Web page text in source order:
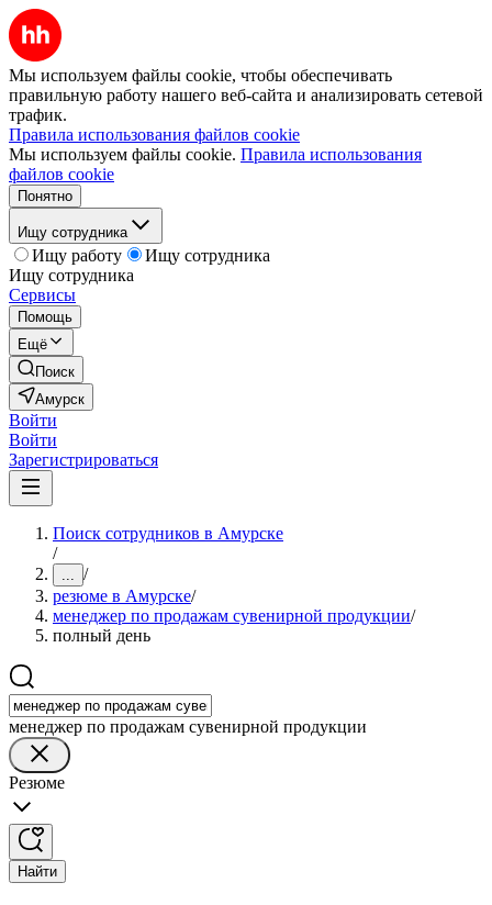
Мы используем файлы cookie, чтобы обеспечивать
правильную работу нашего веб-сайта и анализировать сетевой
трафик.
Правила использования файлов cookie
Мы используем файлы cookie. Правила использования
файлов cookie
Понятно
Ищу сотрудника
Ищу работу
Ищу сотрудника
Ищу сотрудника
Сервисы
Помощь
Ещё
Поиск
Амурск
Войти
Войти
Зарегистрироваться
Поиск сотрудников в Амурске
/
... /
резюме в Амурске/
менеджер по продажам сувенирной продукции/
полный день
менеджер по продажам сувенирной продукции
Резюме
Найти